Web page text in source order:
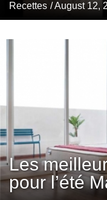
Recettes / August 12,
Les
pour l’été